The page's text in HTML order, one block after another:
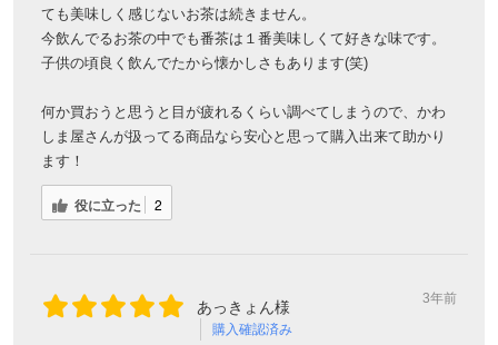
ても美味しく感じないお茶は続きません。
今飲んでるお茶の中でも番茶は１番美味しくて好きな味です。
子供の頃良く飲んでたから懐かしさもあります(笑)
何か買おうと思うと目が疲れるくらい調べてしまうので、かわ
しま屋さんが扱ってる商品なら安心と思って購入出来て助かり
ます！
役に立った 2
あっきょん様
購入確認済み
3年前